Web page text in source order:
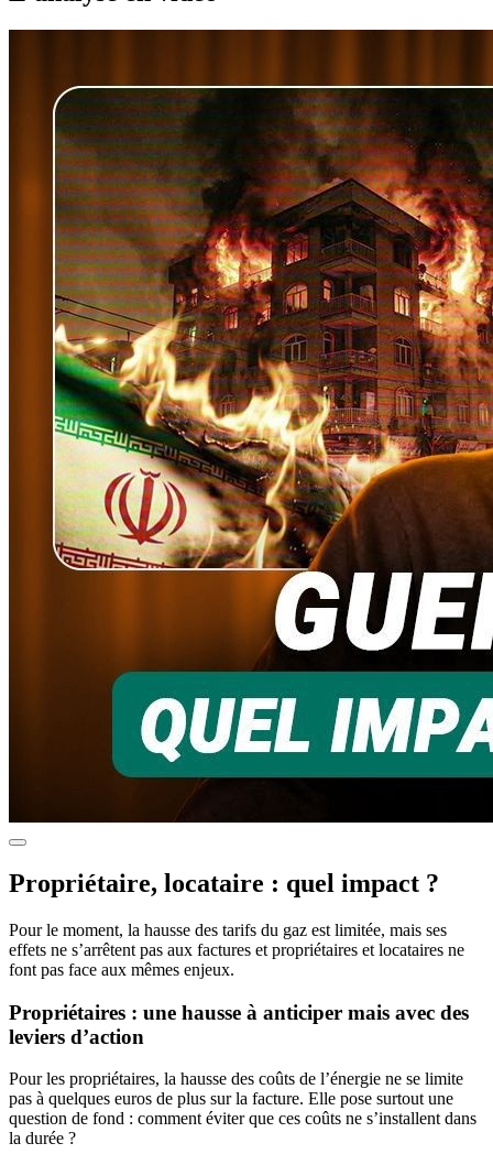
Propriétaire, locataire : quel impact ?
Pour le moment, la hausse des tarifs du gaz est limitée, mais ses
effets ne s’arrêtent pas aux factures et propriétaires et locataires ne
font pas face aux mêmes enjeux.
Propriétaires : une hausse à anticiper mais avec des
leviers d’action
Pour les propriétaires, la hausse des coûts de l’énergie ne se limite
pas à quelques euros de plus sur la facture. Elle pose surtout une
question de fond : comment éviter que ces coûts ne s’installent dans
la durée ?